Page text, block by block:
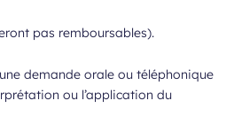
pas remboursables).
demande orale ou téléphonique
ou l’application du